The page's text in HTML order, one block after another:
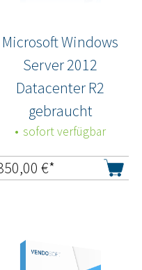
Microsoft Windows
Server 2012
Datacenter R2
gebraucht
sofort verfügbar
€*